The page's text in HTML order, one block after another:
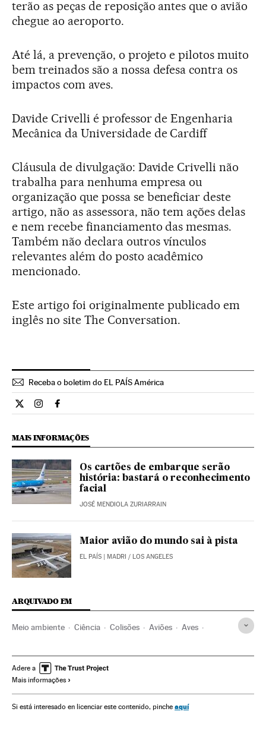
terão as peças de reposição antes que o avião
chegue ao aeroporto.
Até lá, a prevenção, o projeto e pilotos muito
bem treinados são a nossa defesa contra os
impactos com aves.
Davide Crivelli é professor de Engenharia
Mecânica da Universidade de Cardiff
Cláusula de divulgação: Davide Crivelli não
trabalha para nenhuma empresa ou
organização que possa se beneficiar deste
artigo, não as assessora, não tem ações delas
e nem recebe financiamento das mesmas.
Também não declara outros vínculos
relevantes além do posto acadêmico
mencionado.
Este artigo foi originalmente publicado em
inglês no site The Conversation.
Receba o boletim do EL PAÍS América
Ciencia El País Brasil en Twitter
Ciencia El País Brasil en Instagram
Ciencia El País Brasil en Facebook
MAIS INFORMAÇÕES
Os cartões de embarque serão
história: bastará o reconhecimento
facial
JOSÉ MENDIOLA ZURIARRAIN
Maior avião do mundo sai à pista
EL PAÍS | MADRI / LOS ANGELES
ARQUIVADO EM
Meio ambiente Ciência Colisões Aviões Aves
Fauna Espécies The Conversation
Adere a
Mais informações
Si está interesado en licenciar este contenido, pinche aquí